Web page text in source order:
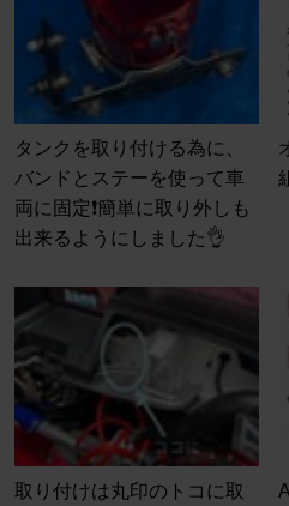
タンクを取り付ける為に、
バンドとステーを使って車
両に固定❗️簡単に取り外しも
出来るようにしました👌
取り付けは丸印のトコに取